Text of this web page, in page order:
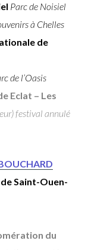
Parc de Noisiel
à Chelles
de
de l’Oasis
Eclat – Les
festival annulé
Saint-Ouen-
du